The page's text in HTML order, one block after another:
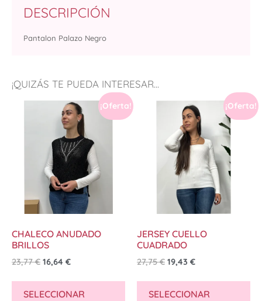
¡QUIZÁS TE PUEDA INTERESAR...
¡Oferta!
CHALECO ANUDADO
BRILLOS
23,77€ 16,64 €
SELECCIONAR
¡Oferta!
JERSEY CUELLO
CUADRADO
27,75€ 19,43 €
SELECCIONAR
DESCRIPCIÓN
Pantalon Palazo Negro